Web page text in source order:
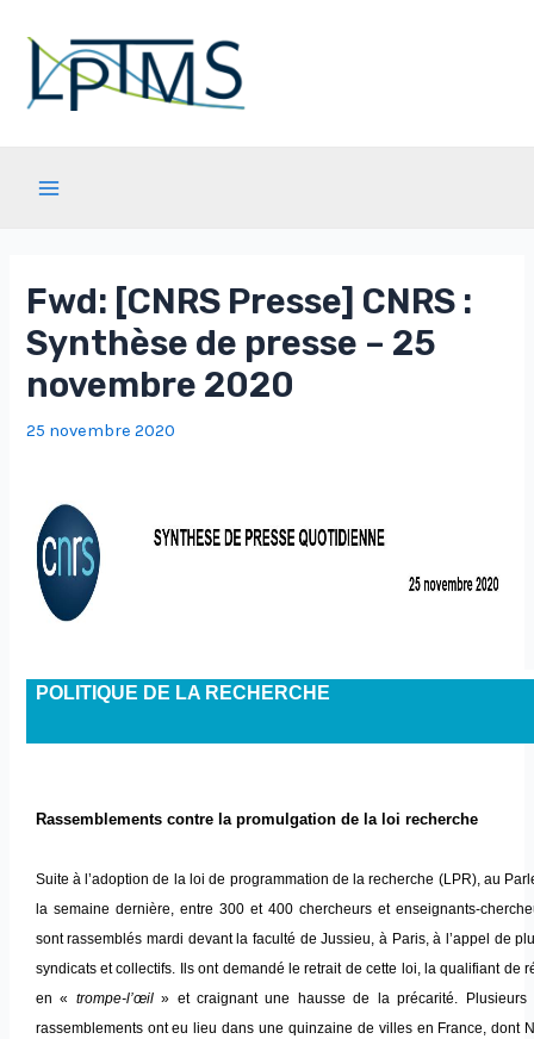
contenu
Fwd: [CNRS Presse] CNRS :
Synthèse de presse – 25
novembre 2020
25 novembre 2020
POLITIQUE DE LA RECHERCHE
Rassemblements contre la promulgation de la loi recherche
Suite à l’adoption de la loi de programmation de la recherche (LPR), au
la semaine dernière, entre 300 et 400 chercheurs et enseignants-
sont rassemblés mardi devant la faculté de Jussieu, à Paris, à l’appel de
syndicats et collectifs. Ils ont demandé le retrait de cette loi, la qualifiant de
en « trompe-l’œil» et craignant une hausse de la précarité. Plusieurs
rassemblements ont eu lieu dans une quinzaine de villes en France, dont